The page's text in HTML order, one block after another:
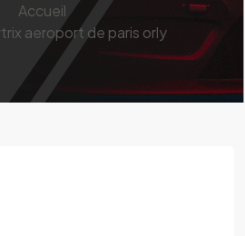
Accueil
aeroport de paris orly